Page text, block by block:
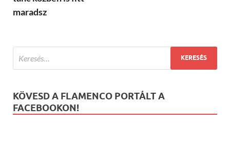
maradsz
KÖVESD A FLAMENCO PORTÁLT A
FACEBOOKON!